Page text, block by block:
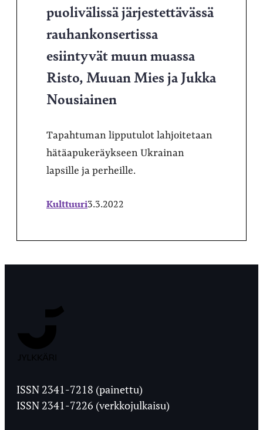
puolivälissä järjestettävässä
rauhankonsertissa
esiintyvät muun muassa
Risto, Muuan Mies ja Jukka
Nousiainen
Tapahtuman lipputulot lahjoitetaan
hätäapukeräykseen Ukrainan
lapsille ja perheille.
Kulttuuri3.3.2022
Ylioppilaslehti
ISSN 2341-7218 (painettu)
ISSN 2341-7226 (verkkojulkaisu)